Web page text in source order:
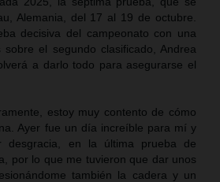
Alemania, del 17 al 19 de octubre.
decisiva del campeonato con una
el segundo clasificado, Andrea
a darlo todo para asegurarse el
estoy muy contento de cómo
Ayer fue un día increíble para mí y
desgracia, en la última prueba de
por lo que me tuvieron que dar unos
también la cadera y un